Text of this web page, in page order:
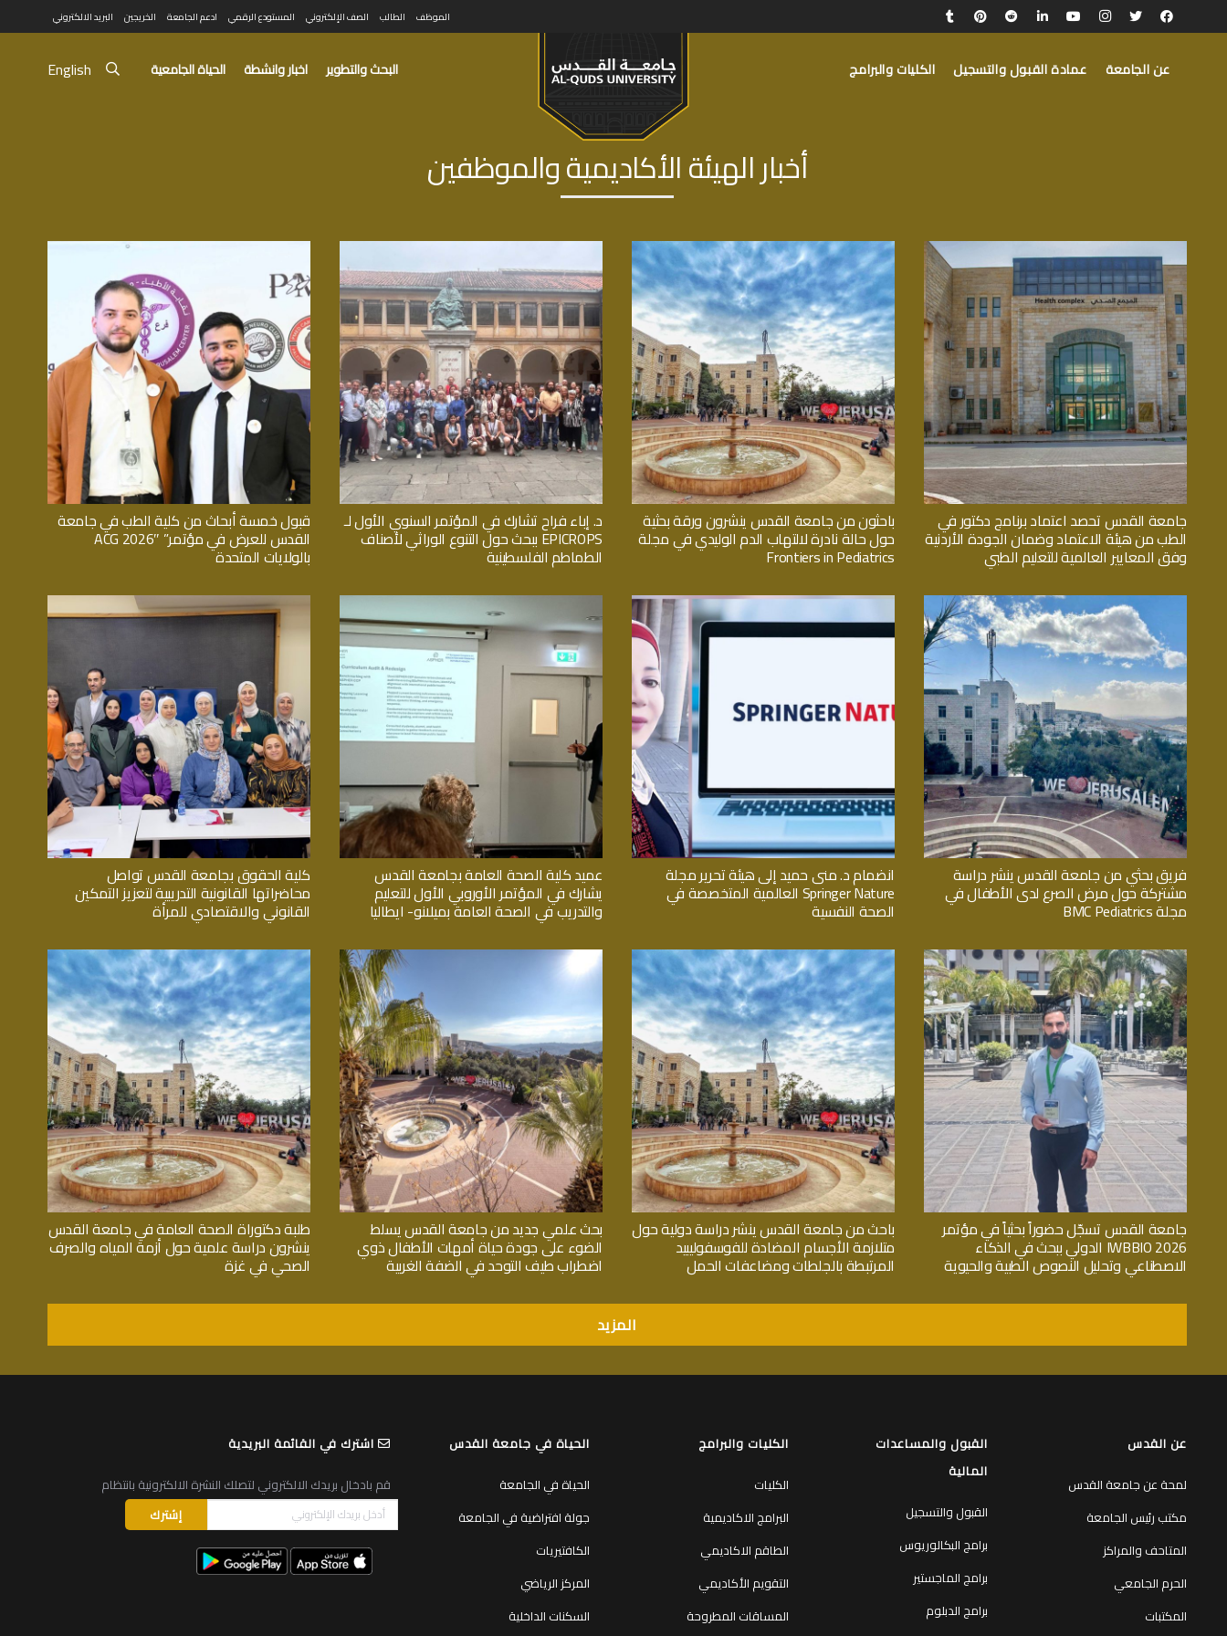
الموظف الطالب الصف الإلكتروني المستودع الرقمي ادعم الجامعة الخريجين البريد الالكتروني
عن الجامعة عمادة القبول والتسجيل الكليات والبرامج البحث والتطوير اخبار وانشطة الحياة الجامعية English
أخبار الهيئة الأكاديمية والموظفين
جامعة القدس تحصد اعتماد برنامج دكتور في
الطب من هيئة الاعتماد وضمان الجودة الأردنية
وفق المعايير العالمية للتعليم الطبي
باحثون من جامعة القدس ينشرون ورقة بحثية
حول حالة نادرة لالتهاب الدم الوليدي في مجلة
Frontiers in Pediatrics
د. إباء فراح تشارك في المؤتمر السنوي الأول لـ
EPICROPS ببحث حول التنوع الوراثي لأصناف
الطماطم الفلسطينية
قبول خمسة أبحاث من كلية الطب في جامعة
القدس للعرض في مؤتمر” ACG 2026″
بالولايات المتحدة
فريق بحثي من جامعة القدس ينشر دراسة
مشتركة حول مرض الصرع لدى الأطفال في
مجلة BMC Pediatrics
انضمام د. منى حميد إلى هيئة تحرير مجلة
Springer Nature العالمية المتخصصة في
الصحة النفسية
عميد كلية الصحة العامة بجامعة القدس
يشارك في المؤتمر الأوروبي الأول للتعليم
والتدريب في الصحة العامة بميلانو- ايطاليا
كلية الحقوق بجامعة القدس تواصل
محاضراتها القانونية التدريبية لتعزيز التمكين
القانوني والاقتصادي للمرأة
جامعة القدس تسجّل حضوراً بحثياً في مؤتمر
IWBBIO 2026 الدولي ببحث في الذكاء
الاصطناعي وتحليل النصوص الطبية والحيوية
باحث من جامعة القدس ينشر دراسة دولية حول
متلازمة الأجسام المضادة للفوسفوليبيد
المرتبطة بالجلطات ومضاعفات الحمل
بحث علمي جديد من جامعة القدس يسلط
الضوء على جودة حياة أمهات الأطفال ذوي
اضطراب طيف التوحد في الضفة الغربية
طلبة دكتوراة الصحة العامة في جامعة القدس
ينشرون دراسة علمية حول أزمة المياه والصرف
الصحي في غزة
المزيد
عن القدس
لمحة عن جامعة القدس
مكتب رئيس الجامعة
المتاحف والمراكز
الحرم الجامعي
المكتبات
القبول والمساعدات
المالية
القبول والتسجيل
برامج البكالوريوس
برامج الماجستير
برامج الدبلوم
الكليات والبرامج
الكليات
البرامج الاكاديمية
الطاقم الاكاديمي
التقويم الأكاديمي
المساقات المطروحة
الحياة في جامعة القدس
الحياة في الجامعة
جولة افتراضية في الجامعة
الكافتيريات
المركز الرياضي
السكنات الداخلية
اشترك في القائمة البريدية
قم بادخال بريدك الالكتروني لتصلك النشرة الالكترونية بانتظام